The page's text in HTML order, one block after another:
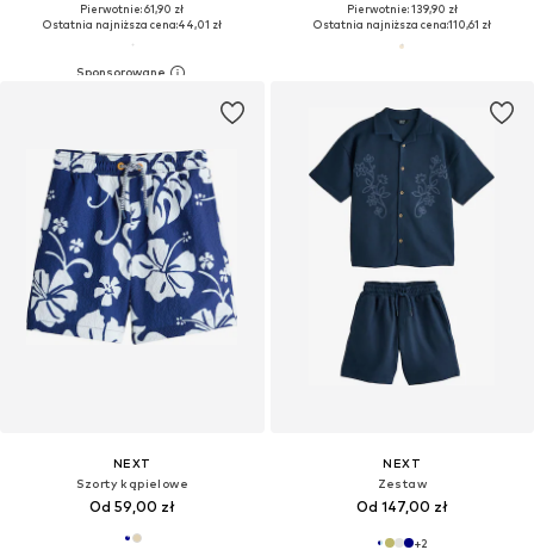
Pierwotnie: 61,90 zł
Ostatnia najniższa cena:44,01 zł
Pierwotnie: 139,90 zł
Ostatnia najniższa cena:110,61 zł
NEXT
Szorty kąpielowe
Od 59,00 zł
NEXT
Zestaw
Od 147,00 zł
+2